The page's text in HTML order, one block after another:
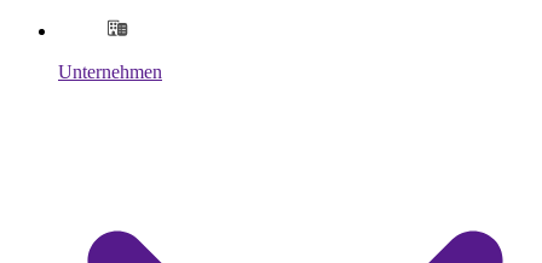
Unternehmen